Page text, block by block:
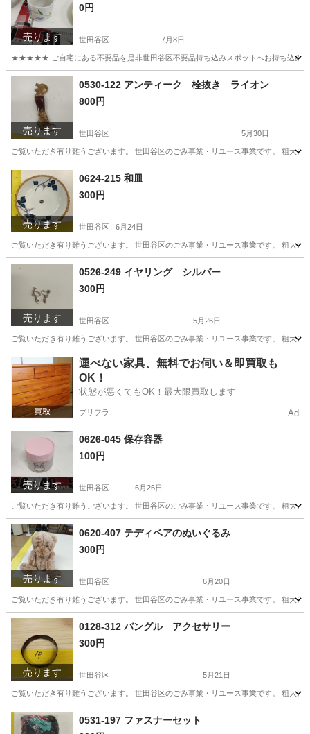
売ります
0円
世田谷区 7月8日
★★★★★ ご自宅にある不要品を是非世田谷区不要品持ち込みスポットへお持ち込みし
東京 世田谷区
売ります
0530-122 アンティーク 栓抜き ライオン
800円
世田谷区 5月30日
ご覧いただき有り難うございます。 世⽥⾕区のごみ事業・リユース事業です。 粗
東京 世田谷区 インテリア雑貨/小物
売ります
0624-215 和皿
300円
世田谷区 6月24日
ご覧いただき有り難うございます。 世⽥⾕区のごみ事業・リユース事業です。 粗
東京 世田谷区 リユース
売ります
0526-249 イヤリング シルバー
300円
世田谷区 5月26日
ご覧いただき有り難うございます。 世⽥⾕区のごみ事業・リユース事業です。 粗
東京 世田谷区 アクセサリー リユース
運べない家具、無料でお伺い＆即買取も
OK！
状態が悪くてもOK！最大限買取します
プリフラ Ad
売ります
0626-045 保存容器
100円
世田谷区 6月26日
ご覧いただき有り難うございます。 世⽥⾕区のごみ事業・リユース事業です。 粗
東京 世田谷区 リユース
売ります
0620-407 テディベアのぬいぐるみ
300円
世田谷区 6月20日
ご覧いただき有り難うございます。 世⽥⾕区のごみ事業・リユース事業です。 粗
東京 世田谷区 リユース
売ります
0128-312 バングル アクセサリー
300円
世田谷区 5月21日
ご覧いただき有り難うございます。 世⽥⾕区のごみ事業・リユース事業です。 粗
東京 世田谷区 リユース
0531-197 ファスナーセット